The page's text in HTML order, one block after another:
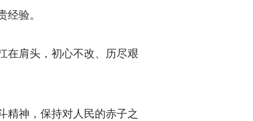
验。
肩头，初心不改、历尽艰
神，保持对人民的赤子之